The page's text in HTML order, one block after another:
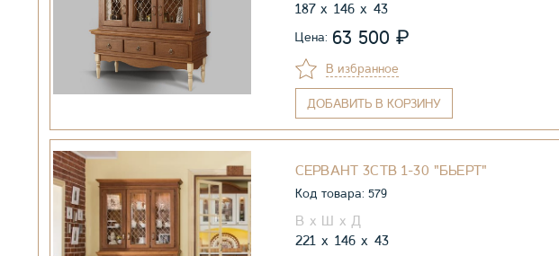
187 146 43
Цена: 63 500 ₽
В избранное
ДОБАВИТЬ В КОРЗИНУ
СЕРВАНТ 3СТВ 1-30 "БЬЕРТ"
Код товара: 579
221 146 43